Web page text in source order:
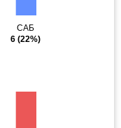
САБ
6 (22%)